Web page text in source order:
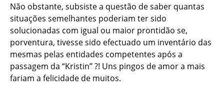
Não obstante, subsiste a questão de saber quantas
situações semelhantes poderiam ter sido
solucionadas com igual ou maior prontidão se,
porventura, tivesse sido efectuado um inventário das
mesmas pelas entidades competentes após a
passagem da “Kristin” ?! Uns pingos de amor a mais
fariam a felicidade de muitos.